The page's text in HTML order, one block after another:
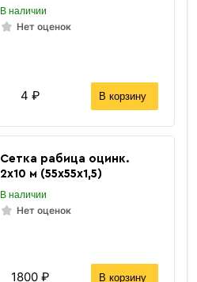
В наличии
Нет оценок
4 ₽ В корзину
Сетка рабица оцинк.
2х10 м (55х55х1,5)
В наличии
Нет оценок
1800 ₽ В корзину